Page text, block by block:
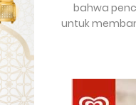
bahwa
untuk